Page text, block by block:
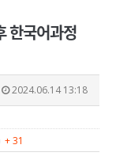
한국어과정
2024.06.14 13:18
+ 31